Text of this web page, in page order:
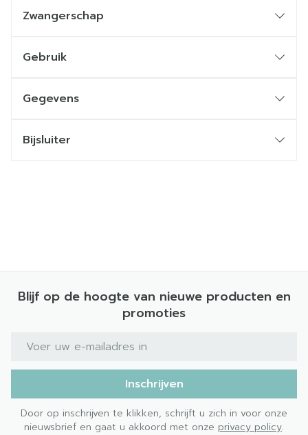
Zwangerschap
Gebruik
Gegevens
Bijsluiter
Blijf op de hoogte van nieuwe producten en
promoties
E-mail adres
Inschrijven
Door op inschrijven te klikken, schrijft u zich in voor onze
nieuwsbrief en gaat u akkoord met onze privacy policy.